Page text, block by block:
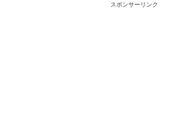
スポンサーリンク